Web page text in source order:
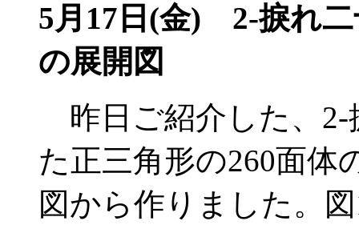
5月17日(金) 2-捩れ二
の展開図
昨日ご紹介した、2-
た正三角形の260面体
図から作りました。